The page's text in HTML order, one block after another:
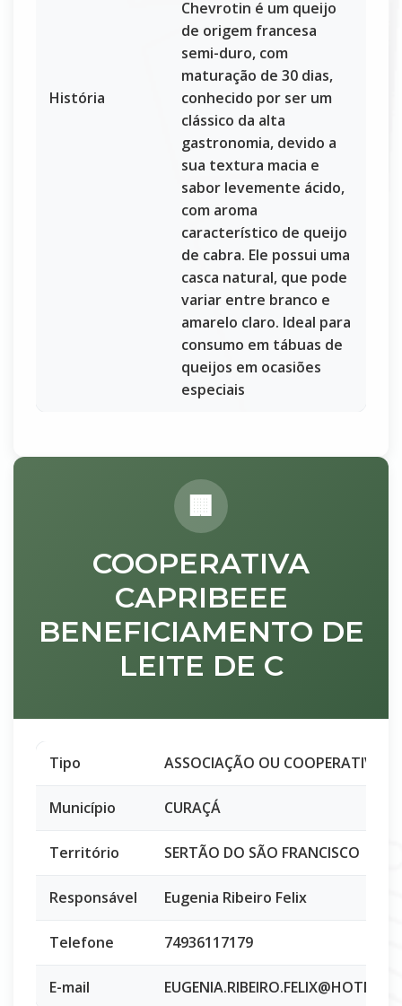
História
Chevrotin é um queijo
de origem francesa
semi-duro, com
maturação de 30 dias,
conhecido por ser um
clássico da alta
gastronomia, devido a
sua textura macia e
sabor levemente ácido,
com aroma
característico de queijo
de cabra. Ele possui uma
casca natural, que pode
variar entre branco e
amarelo claro. Ideal para
consumo em tábuas de
queijos em ocasiões
especiais
COOPERATIVA
CAPRIBEEE
BENEFICIAMENTO DE
LEITE DE C
Tipo ASSOCIAÇÃO OU COOPERATIVA
Município CURAÇÁ
Território SERTÃO DO SÃO FRANCISCO
Responsável Eugenia Ribeiro Felix
Telefone 74936117179
E-mail